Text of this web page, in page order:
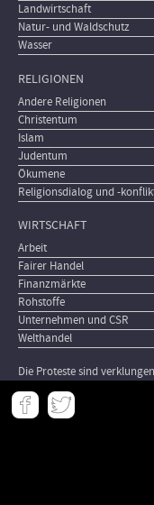
Landwirtschaft
Natur- und Waldschutz
Wasser
RELIGIONEN
Andere Religionen
Christentum
Islam
Judentum
Ökumene
Religionsdialog und -
WIRTSCHAFT
Arbeit
Fairer Handel
Finanzmärkte
Rohstoffe
Unternehmen und CSR
Welthandel
Die Proteste sind verklungen
Meta
-